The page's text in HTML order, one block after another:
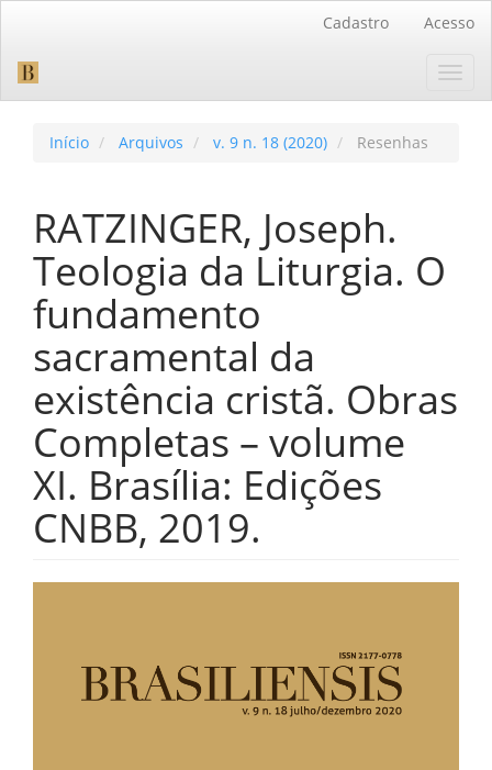
Barra
Cadastro Acesso
Início Arquivos v. 9 n. 18 (2020) Resenhas
RATZINGER, Joseph.
Teologia da Liturgia. O
fundamento
sacramental da
existência cristã. Obras
Completas – volume
XI. Brasília: Edições
CNBB, 2019.
artigos